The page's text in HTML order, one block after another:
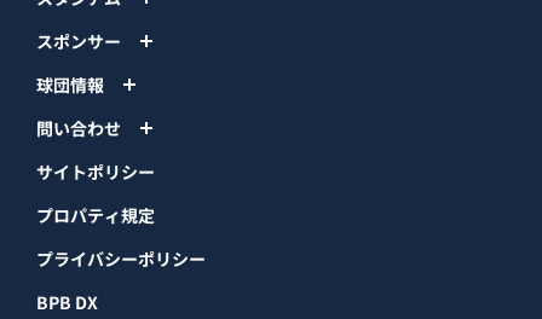
スポンサー
球団情報
問い合わせ
サイトポリシー
プロパティ規定
プライバシーポリシー
BPB DX